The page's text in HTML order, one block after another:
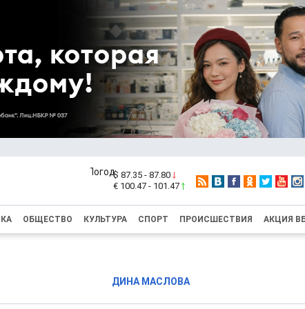
$ 87.35 - 87.80
€ 100.47 - 101.47
ОБЩЕСТВО КУЛЬТУРА СПОРТ ПРОИСШЕСТВИЯ АКЦИЯ
ДИНА МАСЛОВА